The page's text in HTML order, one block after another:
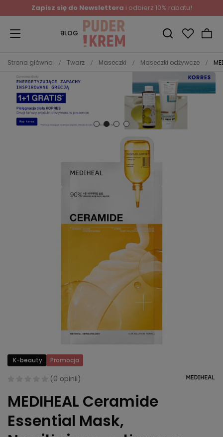
Zapisz się do Newslettera i odbierz 10% rabatu!
BLOG
Strona główna Twarz Maseczki Maseczki odżywcze
K-beauty Promocja
(0 opinii)
MEDIHEAL Ceramide
Essential Mask,